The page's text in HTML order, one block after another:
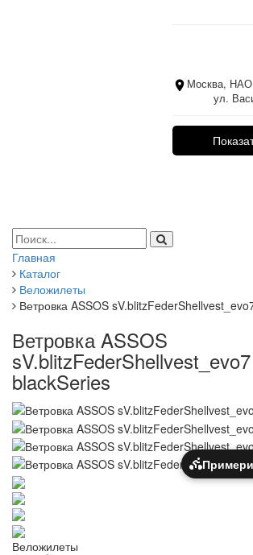
Москва,
ул.
Главная
Каталог
Веложилеты
Ветровка ASSOS
Ветровка ASSOS
sV.blitzFederShellvest_evo7
blackSeries
Веложилеты